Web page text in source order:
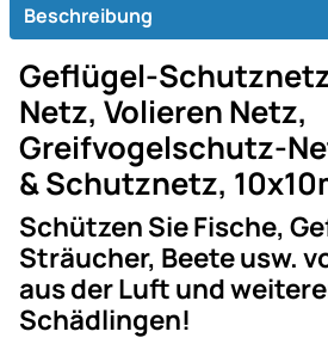
Beschreibung
Geflügel-
Netz, Volieren Netz,
Greifvogelschutz-
& Schutznetz,
Schützen Sie Fische,
Sträucher, Beete usw.
aus der Luft und
Schädlingen!